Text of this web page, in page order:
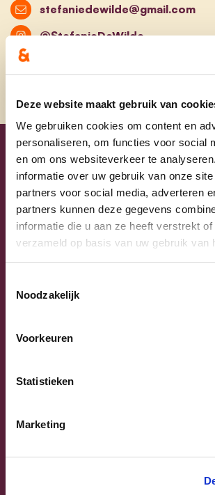
Deze website maakt gebruik van
We gebruiken cookies om content en
personaliseren, om functies voor social
en om ons websiteverkeer te
informatie over uw gebruik van onze
partners voor social media, adverteren
partners kunnen deze gegevens
informatie die u aan ze heeft verstrekt
verzameld op basis van uw gebruik van
Noodzakelijk
Voorkeuren
Statistieken
Marketing
stefaniedewilde@gmail.com
@StefanieDeWilde
Uw
Sammy Mahdi
Vlaams-Brabant | Federaal
Previous